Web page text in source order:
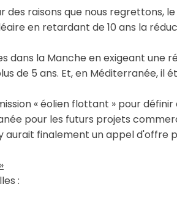
raisons que nous regrettons,
en retardant de 10 ans la
dans la Manche en exigeant une
de 5 ans. Et, en Méditerranée, il
« éolien flottant » pour
pour les futurs projets
aurait finalement un appel d'offre
: